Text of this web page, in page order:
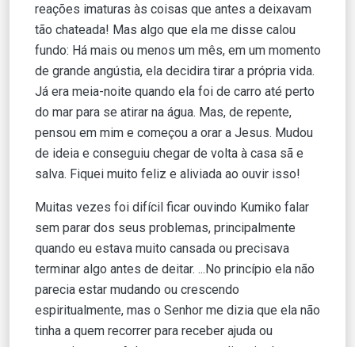
reações imaturas às coisas que antes a deixavam
tão chateada! Mas algo que ela me disse calou
fundo: Há mais ou menos um mês, em um momento
de grande angústia, ela decidira tirar a própria vida.
Já era meia-noite quando ela foi de carro até perto
do mar para se atirar na água. Mas, de repente,
pensou em mim e começou a orar a Jesus. Mudou
de ideia e conseguiu chegar de volta à casa sã e
salva. Fiquei muito feliz e aliviada ao ouvir isso!
Muitas vezes foi difícil ficar ouvindo Kumiko falar
sem parar dos seus problemas, principalmente
quando eu estava muito cansada ou precisava
terminar algo antes de deitar. ...No princípio ela não
parecia estar mudando ou crescendo
espiritualmente, mas o Senhor me dizia que ela não
tinha a quem recorrer para receber ajuda ou